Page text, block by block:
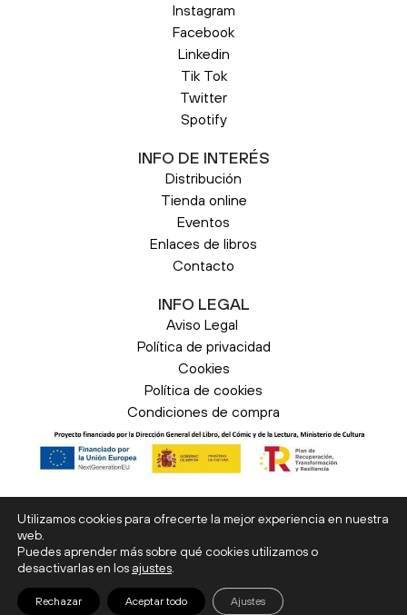
Instagram
Facebook
Linkedin
Tik Tok
Twitter
Spotify
INFO DE INTERÉS
Distribución
Tienda online
Eventos
Enlaces de libros
Contacto
INFO LEGAL
Aviso Legal
Política de privacidad
Cookies
Política de cookies
Condiciones de compra
© 2026 Liburuak. Todos los derechos
Utilizamos cookies para ofrecerte la mejor experiencia en nuestra
web.
Puedes aprender más sobre qué cookies utilizamos o
desactivarlas en los ajustes
Aceptar todo
Rechazar Ajustes